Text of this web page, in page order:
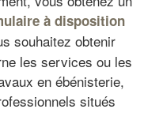
à disposition
souhaitez obtenir
les services ou les
en ébénisterie,
situés